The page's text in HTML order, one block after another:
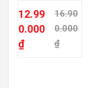
16.90
0.000
₫
12.99
0.000
₫